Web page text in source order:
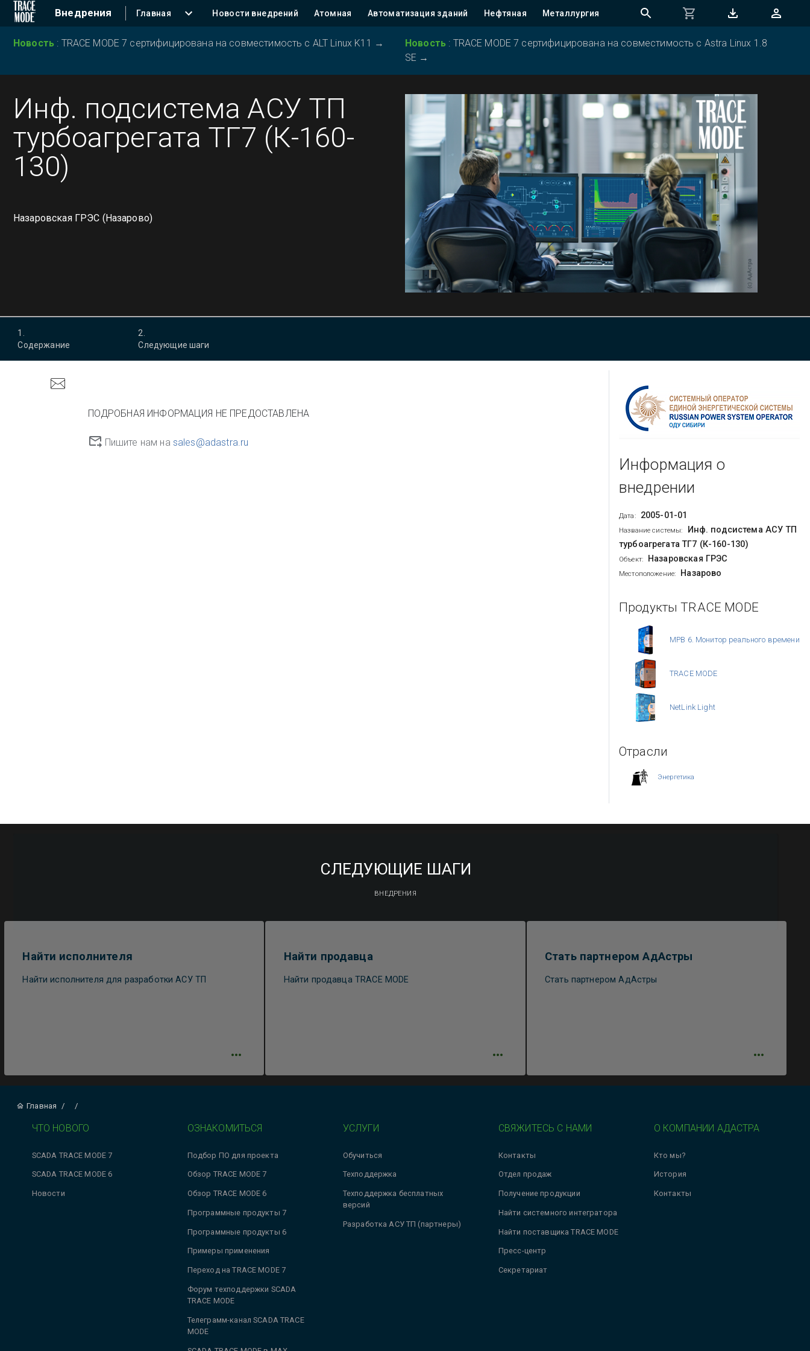
Внедрения Главная Новости внедрений Атомная Автоматизация зданий Нефтяная Металлургия
Новость : TRACE MODE 7 сертифицирована на совместимость с ALT Linux K11 → Новость : TRACE MODE 7 сертифицирована на совместимость с Astra Linux 1.8
SE →
Инф. подсистема АСУ ТП
турбоагрегата ТГ7 (К-160-
130)
Назаровская ГРЭС (Назарово)
1
Содержание
2
Следующие шаги
ПОДРОБНАЯ ИНФОРМАЦИЯ НЕ ПРЕДОСТАВЛЕНА
Пишите нам на sales@adastra.ru
Информация о
внедрении
Дата: 2005-01-01
Название системы:
Инф. подсистема АСУ ТП
турбоагрегата ТГ7 (К-160-130)
Объект: Назаровская ГРЭС
Местоположение: Назарово
Продукты TRACE MODE
МРВ 6. Монитор реального времени
TRACE MODE
NetLink Light
Отрасли
Энергетика
СЛЕДУЮЩИЕ ШАГИ
ВНЕДРЕНИЯ
Найти исполнителя
Найти исполнителя для разработки АСУ ТП
Найти продавца
Найти продавца TRACE MODE
Стать партнером АдАстры
Стать партнером АдАстры
Главная / /
ЧТО НОВОГО
SCADA TRACE MODE 7
SCADA TRACE MODE 6
Новости
ОЗНАКОМИТЬСЯ
Подбор ПО для проекта
Обзор TRACE MODE 7
Обзор TRACE MODE 6
Программные продукты 7
Программные продукты 6
Примеры применения
Переход на TRACE MODE 7
Форум техподдержки SCADA
TRACE MODE
Телеграмм-канал SCADA TRACE
MODE
УСЛУГИ
Обучиться
Техподдержка
Техподдержка бесплатных
версий
Разработка АСУ ТП (партнеры)
СВЯЖИТЕСЬ С НАМИ
Контакты
Отдел продаж
Получение продукции
Найти системного интегратора
Найти поставщика TRACE MODE
Пресс-центр
Секретариат
О КОМПАНИИ АДАСТРА
Кто мы?
История
Контакты